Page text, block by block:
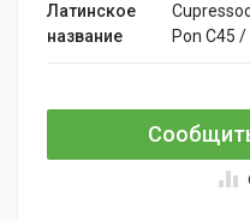
Латинское
название
Pon C45